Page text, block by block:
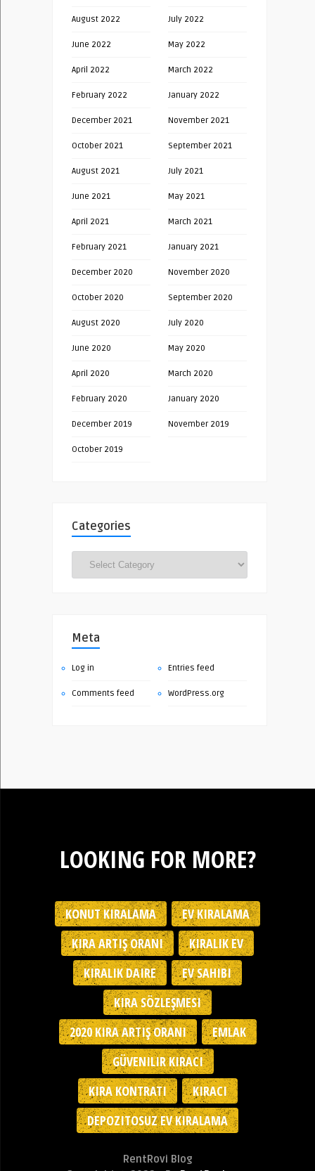
August 2022 July 2022
June 2022 May 2022
April 2022 March 2022
February 2022 January 2022
December 2021 November 2021
October 2021 September 2021
August 2021 July 2021
June 2021 May 2021
April 2021 March 2021
February 2021 January 2021
December 2020 November 2020
October 2020 September 2020
August 2020 July 2020
June 2020 May 2020
April 2020 March 2020
February 2020 January 2020
December 2019 November 2019
October 2019
Categories
Meta
Log in Entries feed
Comments feed WordPress.org
LOOKING FOR MORE?
KONUT KIRALAMA
EV KIRALAMA
KIRA ARTIŞ ORANI
KIRALIK EV
KIRALIK DAIRE
EV SAHIBI
KIRA SÖZLEŞMESI
2020 KIRA ARTIŞ ORANI
EMLAK
GÜVENILIR KIRACI
KIRA KONTRATI
KIRACI
DEPOZITOSUZ EV KIRALAMA
RentRovi Blog